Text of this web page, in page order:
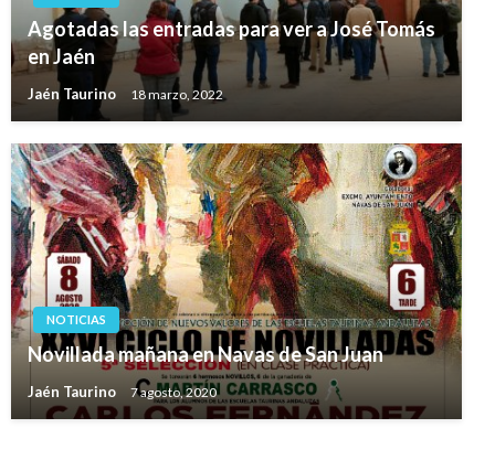
Agotadas las entradas para ver a José Tomás
en Jaén
Jaén Taurino 18 marzo, 2022
NOTICIAS
Novillada mañana en Navas de San Juan
Jaén Taurino 7 agosto, 2020